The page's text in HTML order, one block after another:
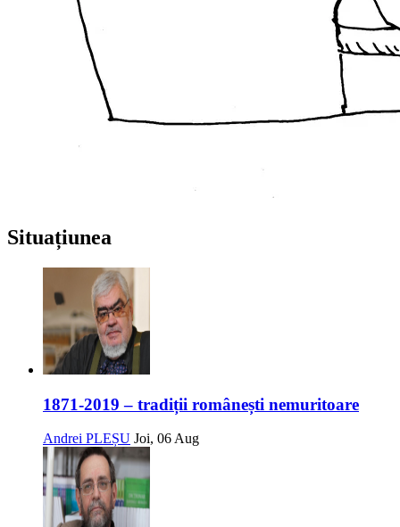
Situațiunea
1871-2019 – tradiții românești nemuritoare
Andrei PLEȘU Joi, 06 Aug